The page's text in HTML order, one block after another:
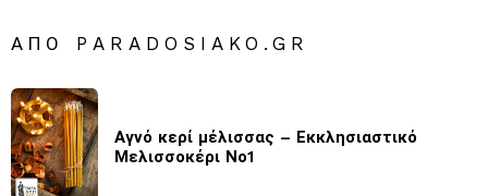
ΑΠΌ PARADOSIAKO.GR
Αγνό κερί μέλισσας – Εκκλησιαστικό
Μελισσοκέρι Νο1